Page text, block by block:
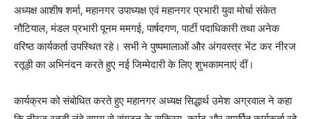
अध्यक्ष आशीष शर्मा, महानगर उपाध्यक्ष एवं महानगर प्रभारी युवा मोर्चा संकेत
नौटियाल, मंडल प्रभारी पूनम ममगई, पार्षदगण, पार्टी पदाधिकारी तथा अनेक
वरिष्ठ कार्यकर्ता उपस्थित रहे। सभी ने पुष्पमालाओं और अंगवस्त्र भेंट कर नीरज
रतूड़ी का अभिनंदन करते हुए नई जिम्मेदारी के लिए शुभकामनाएं दीं।
कार्यक्रम को संबोधित करते हुए महानगर अध्यक्ष सिद्धार्थ उमेश अग्रवाल ने कहा